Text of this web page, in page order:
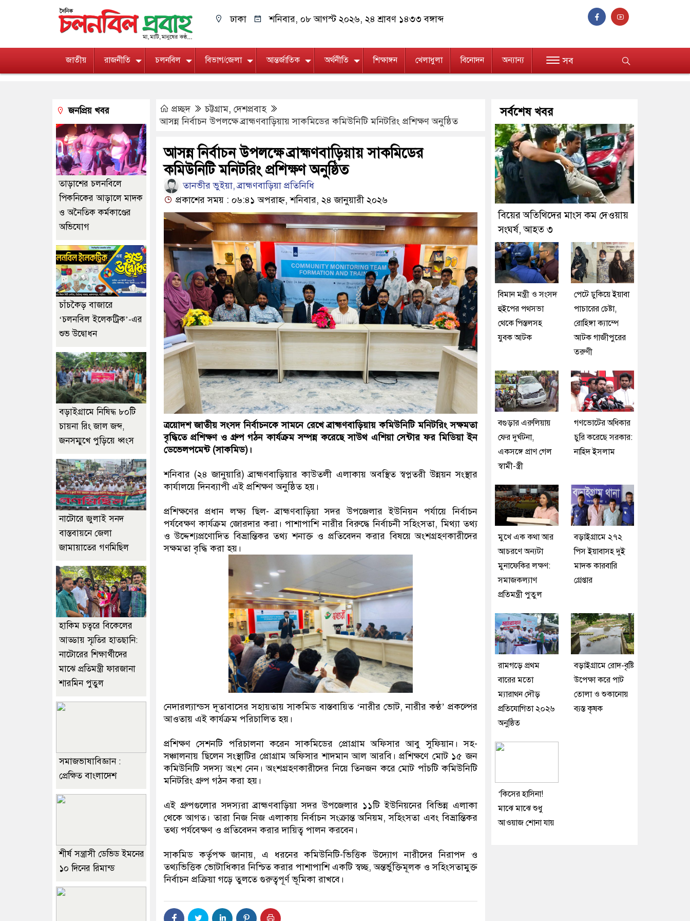
ঢাকা শনিবার, ০৮ আগস্ট ২০২৬, ২৪ শ্রাবণ ১৪৩৩ বঙ্গাব্দ
জাতীয় রাজনীতি চলনবিল বিভাগ/জেলা আন্তর্জাতিক অর্থনীতি শিক্ষাঙ্গন খেলাধুলা বিনোদন অন্যান্য সব
প্রচ্ছদ চট্টগ্রাম, দেশপ্রবাহ
আসন্ন নির্বাচন উপলক্ষে ব্রাহ্মণবাড়িয়ায় সাকমিডের কমিউনিটি মনিটরিং প্রশিক্ষণ অনুষ্ঠিত
আসন্ন নির্বাচন উপলক্ষে ব্রাহ্মণবাড়িয়ায় সাকমিডের
কমিউনিটি মনিটরিং প্রশিক্ষণ অনুষ্ঠিত
তানভীর ভুইয়া, ব্রাহ্মণবাড়িয়া প্রতিনিধি
প্রকাশের সময় : ০৬:৪১ অপরাহ্ন, শনিবার, ২৪ জানুয়ারী ২০২৬
ত্রয়োদশ জাতীয় সংসদ নির্বাচনকে সামনে রেখে ব্রাহ্মণবাড়িয়ায় কমিউনিটি মনিটরিং সক্ষমতা
বৃদ্ধিতে প্রশিক্ষণ ও গ্রুপ গঠন কার্যক্রম সম্পন্ন করেছে সাউথ এশিয়া সেন্টার ফর মিডিয়া ইন
ডেভেলপমেন্ট (সাকমিড)।
শনিবার (২৪ জানুয়ারি) ব্রাহ্মণবাড়িয়ার কাউতলী এলাকায় অবস্থিত স্বপ্নতরী উন্নয়ন সংস্থার
কার্যালয়ে দিনব্যাপী এই প্রশিক্ষণ অনুষ্ঠিত হয়।
প্রশিক্ষণের প্রধান লক্ষ্য ছিল- ব্রাহ্মণবাড়িয়া সদর উপজেলার ইউনিয়ন পর্যায়ে নির্বাচন
পর্যবেক্ষণ কার্যক্রম জোরদার করা। পাশাপাশি নারীর বিরুদ্ধে নির্বাচনী সহিংসতা, মিথ্যা তথ্য
ও উদ্দেশ্যপ্রণোদিত বিভ্রান্তিকর তথ্য শনাক্ত ও প্রতিবেদন করার বিষয়ে অংশগ্রহণকারীদের
সক্ষমতা বৃদ্ধি করা হয়।
নেদারল্যান্ডস দূতাবাসের সহায়তায় সাকমিড বাস্তবায়িত ‘নারীর ভোট, নারীর কণ্ঠ’ প্রকল্পের
আওতায় এই কার্যক্রম পরিচালিত হয়।
প্রশিক্ষণ সেশনটি পরিচালনা করেন সাকমিডের প্রোগ্রাম অফিসার আবু সুফিয়ান। সহ-
সঞ্চালনায় ছিলেন সংস্থাটির প্রোগ্রাম অফিসার শাদমান আল আরবি। প্রশিক্ষণে মোট ১৫ জন
কমিউনিটি সদস্য অংশ নেন। অংশগ্রহণকারীদের নিয়ে তিনজন করে মোট পাঁচটি কমিউনিটি
মনিটরিং গ্রুপ গঠন করা হয়।
এই গ্রুপগুলোর সদস্যরা ব্রাহ্মণবাড়িয়া সদর উপজেলার ১১টি ইউনিয়নের বিভিন্ন এলাকা
থেকে আগত। তারা নিজ নিজ এলাকায় নির্বাচন সংক্রান্ত অনিয়ম, সহিংসতা এবং বিভ্রান্তিকর
তথ্য পর্যবেক্ষণ ও প্রতিবেদন করার দায়িত্ব পালন করবেন।
সাকমিড কর্তৃপক্ষ জানায়, এ ধরনের কমিউনিটি-ভিত্তিক উদ্যোগ নারীদের নিরাপদ ও
তথ্যভিত্তিক ভোটাধিকার নিশ্চিত করার পাশাপাশি একটি স্বচ্ছ, অন্তর্ভুক্তিমূলক ও সহিংসতামুক্ত
নির্বাচন প্রক্রিয়া গড়ে তুলতে গুরুত্বপূর্ণ ভূমিকা রাখবে।
জনপ্রিয় খবর
তাড়াশের চলনবিলে
পিকনিকের আড়ালে মাদক
ও অনৈতিক কর্মকাণ্ডের
অভিযোগ
চাঁচকৈড় বাজারে
‘চলনবিল ইলেকট্রিক’-এর
শুভ উদ্বোধন
বড়াইগ্রামে নিষিদ্ধ ৮০টি
চায়না রিং জাল জব্দ,
জনসম্মুখে পুড়িয়ে ধ্বংস
নাটোরে জুলাই সনদ
বাস্তবায়নে জেলা
জামায়াতের গণমিছিল
হাকিম চত্বরে বিকেলের
আড্ডায় স্মৃতির হাতছানি:
নাটোরের শিক্ষার্থীদের
মাঝে প্রতিমন্ত্রী ফারজানা
শারমিন পুতুল
সমাজভাষাবিজ্ঞান :
প্রেক্ষিত বাংলাদেশ
শীর্ষ সন্ত্রাসী ডেভিড ইমনের
১০ দিনের রিমান্ড
সর্বশেষ খবর
বিয়ের অতিথিদের মাংস কম দেওয়ায়
সংঘর্ষ, আহত ৩
বিমান মন্ত্রী ও সংসদ
হুইপের পথসভা
থেকে পিস্তলসহ
যুবক আটক
পেটে ঢুকিয়ে ইয়াবা
পাচারের চেষ্টা,
রোহিঙ্গা ক্যাম্পে
আটক গাজীপুরের
তরুণী
বগুড়ার এরুলিয়ায়
ফের দুর্ঘটনা,
একসঙ্গে প্রাণ গেল
স্বামী-স্ত্রী
গণভোটের অধিকার
চুরি করেছে সরকার:
নাহিদ ইসলাম
মুখে এক কথা আর
আচরণে অন্যটা
মুনাফেকির লক্ষণ:
সমাজকল্যাণ
প্রতিমন্ত্রী পুতুল
বড়াইগ্রামে ২৭২
পিস ইয়াবাসহ দুই
মাদক কারবারি
গ্রেপ্তার
রামগড়ে প্রথম
বারের মতো
ম্যারাথন দৌড়
প্রতিযোগিতা ২০২৬
অনুষ্ঠিত
বড়াইগ্রামে রোদ-বৃষ্টি
উপেক্ষা করে পাট
তোলা ও শুকানোয়
ব্যস্ত কৃষক
‘কিসের হাসিনা!
মাঝে মাঝে শুধু
আওয়াজ শোনা যায়